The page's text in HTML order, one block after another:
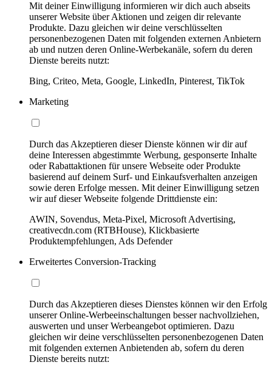
Mit deiner Einwilligung informieren wir dich auch abseits
unserer Website über Aktionen und zeigen dir relevante
Produkte. Dazu gleichen wir deine verschlüsselten
personenbezogenen Daten mit folgenden externen Anbietern
ab und nutzen deren Online-Werbekanäle, sofern du deren
Dienste bereits nutzt:
Bing, Criteo, Meta, Google, LinkedIn, Pinterest, TikTok
Marketing
Durch das Akzeptieren dieser Dienste können wir dir auf
deine Interessen abgestimmte Werbung, gesponserte Inhalte
oder Rabattaktionen für unsere Webseite oder Produkte
basierend auf deinem Surf- und Einkaufsverhalten anzeigen
sowie deren Erfolge messen. Mit deiner Einwilligung setzen
wir auf dieser Webseite folgende Drittdienste ein:
AWIN, Sovendus, Meta-Pixel, Microsoft Advertising,
creativecdn.com (RTBHouse), Klickbasierte
Produktempfehlungen, Ads Defender
Erweitertes Conversion-Tracking
Durch das Akzeptieren dieses Dienstes können wir den Erfolg
unserer Online-Werbeeinschaltungen besser nachvollziehen,
auswerten und unser Werbeangebot optimieren. Dazu
gleichen wir deine verschlüsselten personenbezogenen Daten
mit folgenden externen Anbietenden ab, sofern du deren
Dienste bereits nutzt: